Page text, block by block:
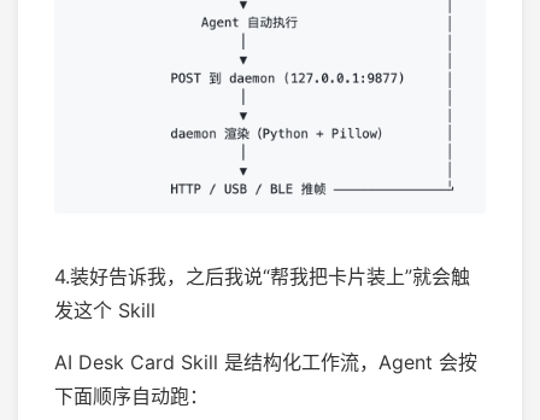
4.装好告诉我，之后我说“帮我把卡片装上”就会触
发这个 Skill
AI Desk Card Skill 是结构化工作流，Agent 会按
下面顺序自动跑：